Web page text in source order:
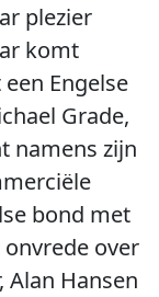
plezier
komt
Engelse
Grade,
namens zijn
bond met
over
Alan Hansen